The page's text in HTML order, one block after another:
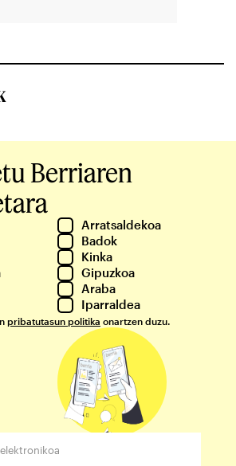
Berriaren
Arratsaldekoa
Badok
Kinka
Gipuzkoa
Araba
Iparraldea
pribatutasun politika onartzen duzu.